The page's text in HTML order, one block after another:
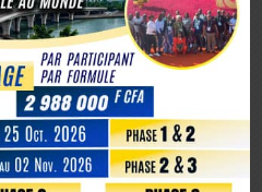
son 76e anniversaire
capitulation du Japon